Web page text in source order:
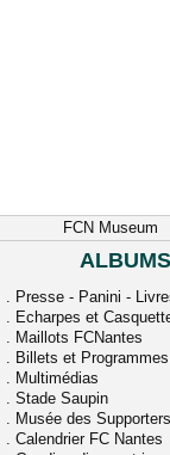
FCN Museum
. Presse - Panini -
. Echarpes et
. Maillots FCNantes
. Billets et Programmes
. Multimédias
. Stade Saupin
. Musée des Supporters
. Calendrier FC Nantes